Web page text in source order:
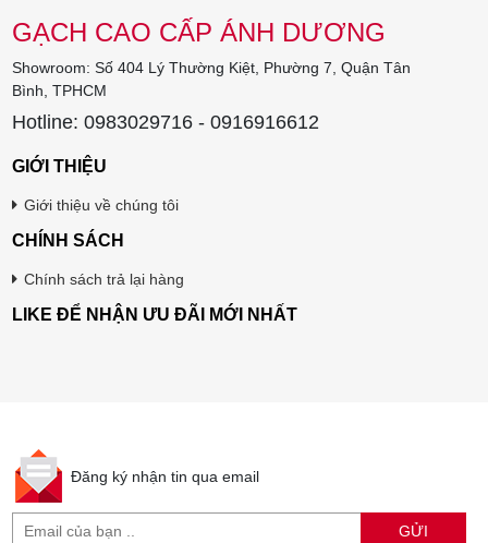
GẠCH CAO CẤP ÁNH DƯƠNG
Showroom: Số 404 Lý Thường Kiệt, Phường 7, Quận Tân
Bình, TPHCM
Hotline: 0983029716 - 0916916612
GIỚI THIỆU
Giới thiệu về chúng tôi
CHÍNH SÁCH
Chính sách trả lại hàng
LIKE ĐỂ NHẬN ƯU ĐÃI MỚI NHẤT
Đăng ký nhận tin qua email
GỬI